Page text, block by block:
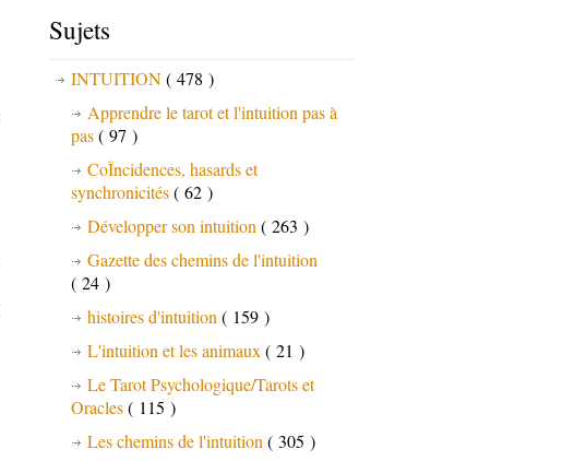
Sujets
INTUITION( 478 )
Apprendre le tarot et l'intuition pas à
pas( 97 )
CoÏncidences, hasards et
synchronicités( 62 )
Développer son intuition ( 263 )
Gazette des chemins de l'intuition
( 24 )
histoires d'intuition ( 159 )
L'intuition et les animaux ( 21 )
Le Tarot Psychologique/Tarots et
Oracles( 115 )
Les chemins de l'intuition ( 305 )